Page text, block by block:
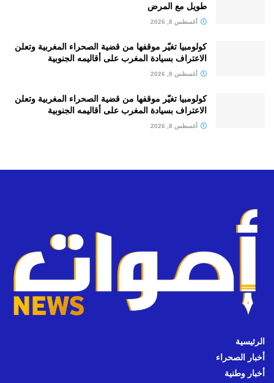
طويل مع المرض
أغسطس 8, 2026
كولومبيا تغيّر موقفها من قضية الصحراء المغربية وتعلن
الاعتراف بسيادة المغرب على أقاليمه الجنوبية
أغسطس 8, 2026
كولومبيا تغيّر موقفها من قضية الصحراء المغربية وتعلن
الاعتراف بسيادة المغرب على أقاليمه الجنوبية
أغسطس 8, 2026
الرئيسية
أخبار الصحراء
أخبار وطنية